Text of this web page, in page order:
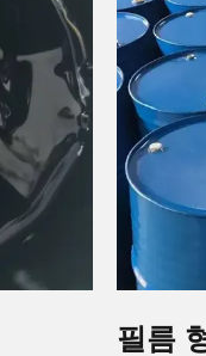
필름